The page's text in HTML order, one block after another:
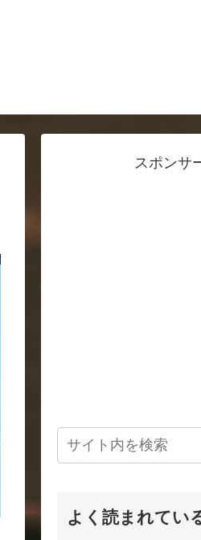
スポンサ
よく読まれてい